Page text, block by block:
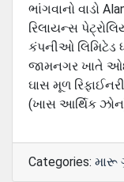
ભાંગવાનો વાડો
રિલાયન્સ
કંપનીઓ લિમિટેડ
જામનગર ખાતે
ઘાસ મૂળ
(ખાસ આર્થિક
Categories: મારૂ